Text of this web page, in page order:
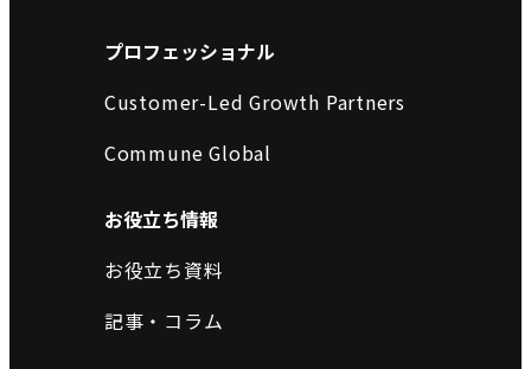
プロフェッショナル
Customer-Led Growth Partners
Commune Global
お役立ち情報
お役立ち資料
記事・コラム